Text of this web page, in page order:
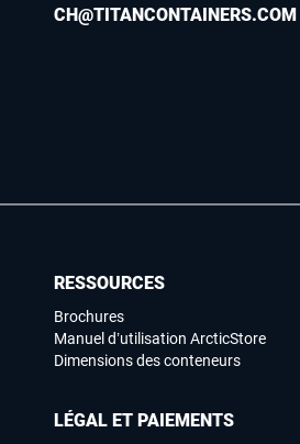
CH@TITANCONTAINERS.COM
RESSOURCES
Brochures
Manuel d’utilisation ArcticStore
Dimensions des conteneurs
LÉGAL ET PAIEMENTS